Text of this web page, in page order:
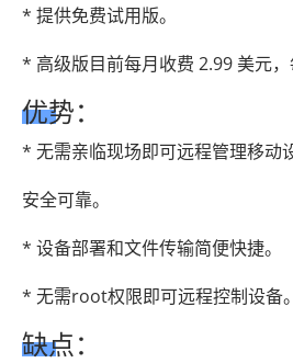
* 提供免费试用版。
* 高级版目前每月收费 2.99 美元，
优势：
* 无需亲临现场即可远程管理移动
安全可靠。
* 设备部署和文件传输简便快捷。
* 无需root权限即可远程控制设备。
缺点：